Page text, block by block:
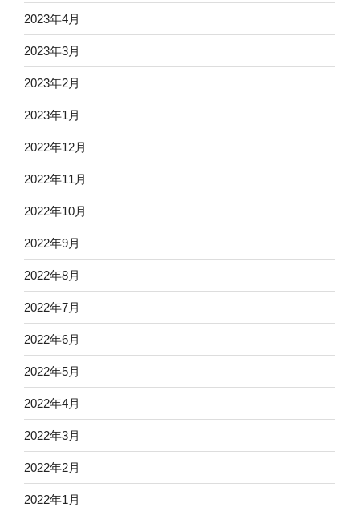
2023年4月
2023年3月
2023年2月
2023年1月
2022年12月
2022年11月
2022年10月
2022年9月
2022年8月
2022年7月
2022年6月
2022年5月
2022年4月
2022年3月
2022年2月
2022年1月